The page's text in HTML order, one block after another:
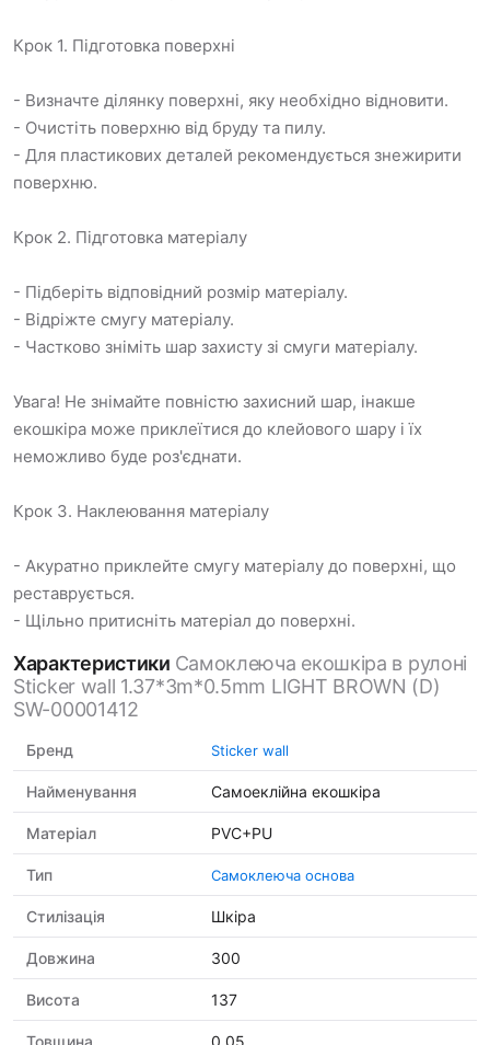
Крок 1. Підготовка поверхні
- Визначте ділянку поверхні, яку необхідно відновити.
- Очистіть поверхню від бруду та пилу.
- Для пластикових деталей рекомендується знежирити
поверхню.
Крок 2. Підготовка матеріалу
- Підберіть відповідний розмір матеріалу.
- Відріжте смугу матеріалу.
- Частково зніміть шар захисту зі смуги матеріалу.
Увага! Не знімайте повністю захисний шар, інакше
екошкіра може приклеїтися до клейового шару і їх
неможливо буде роз'єднати.
Крок 3. Наклеювання матеріалу
- Акуратно приклейте смугу матеріалу до поверхні, що
реставрується.
- Щільно притисніть матеріал до поверхні.
Характеристики Самоклеюча екошкіра в рулоні
Sticker wall 1.37*3m*0.5mm LIGHT BROWN (D)
SW-00001412
Бренд Sticker wall
Найменування Самоеклійна екошкіра
Матеріал PVC+PU
Тип Самоклеюча основа
Стилізація Шкіра
Довжина 300
Висота 137
Товщина 0.05